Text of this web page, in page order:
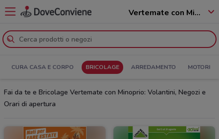
Vertemate con Minoprio - 22070
CURA CASA E CORPO BRICOLAGE ARREDAMENTO MOTORI
Fai da te e Bricolage Vertemate con Minoprio: Volantini, Negozi e
Orari di apertura